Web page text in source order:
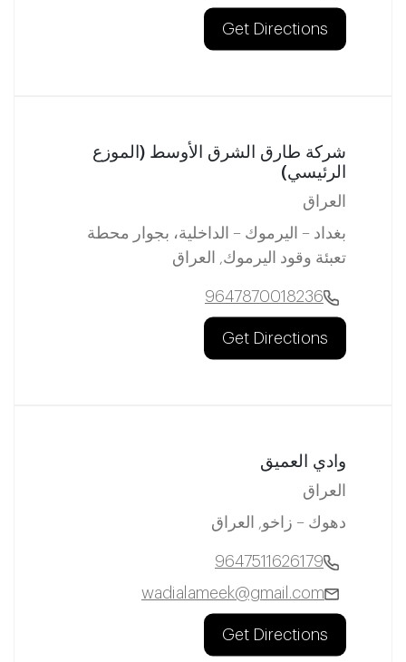
Get Directions
شركة طارق الشرق الأوسط (الموزع
الرئيسي)
العراق
بغداد – اليرموك – الداخلية، بجوار محطة
تعبئة وقود اليرموك, العراق
9647870018236
Get Directions
وادي العميق
العراق
دهوك – زاخو, العراق
9647511626179
wadialameek@gmail.com
Get Directions